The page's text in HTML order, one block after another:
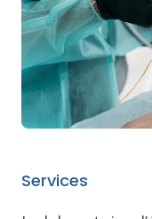
Services